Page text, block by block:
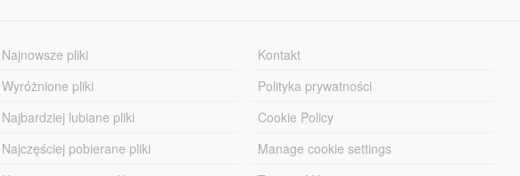
Najnowsze pliki
Wyróżnione pliki
Najbardziej lubiane pliki
Najczęściej pobierane pliki
Kontakt
Polityka prywatności
Cookie Policy
Manage cookie settings